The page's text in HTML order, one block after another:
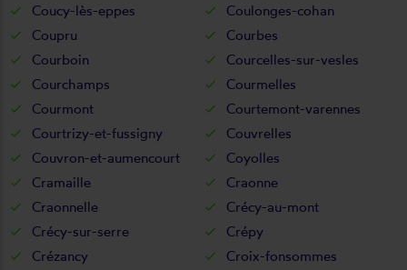
Coucy-lès-eppes
Coulonges-cohan
Coupru
Courbes
Courboin
Courcelles-sur-vesles
Courchamps
Courmelles
Courmont
Courtemont-varennes
Courtrizy-et-fussigny
Couvrelles
Couvron-et-aumencourt
Coyolles
Cramaille
Craonne
Craonnelle
Crécy-au-mont
Crécy-sur-serre
Crépy
Crézancy
Croix-fonsommes